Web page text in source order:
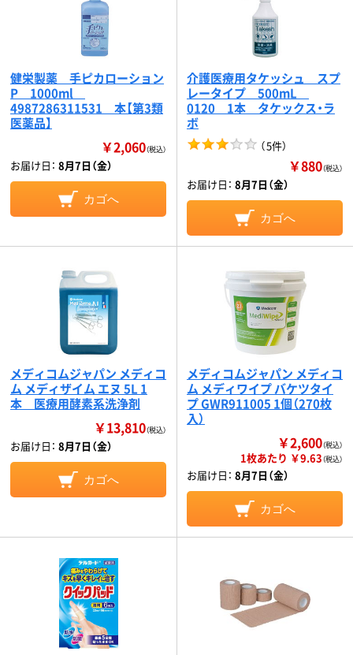
健栄製薬 手ピカローション
P 1000ml
4987286311531 本【第3類
医薬品】
￥2,060（税込）
お届け日： 8月7日（金）
カゴへ
介護医療用タケッシュ スプ
レータイプ 500mL
0120 1本 タケックス・ラ
ボ
（5件）
￥880（税込）
お届け日： 8月7日（金）
カゴへ
メディコムジャパン メディコ
ム メディザイム エヌ 5L 1
本 医療用酵素系洗浄剤
￥13,810（税込）
お届け日： 8月7日（金）
カゴへ
メディコムジャパン メディコ
ム メディワイプ バケツタイ
プ GWR911005 1個（270枚
入）
￥2,600（税込）
1枚あたり ￥9.63（税込）
お届け日： 8月7日（金）
カゴへ